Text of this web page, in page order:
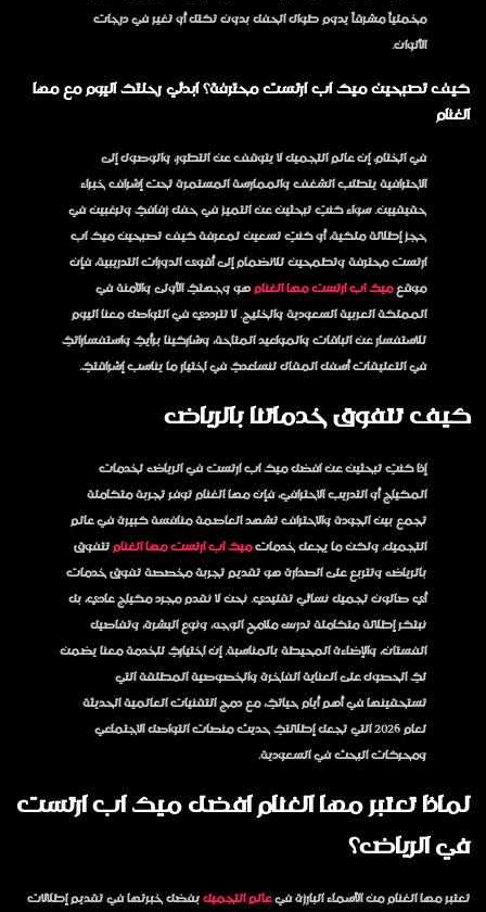
مخملياً مشرقاً يدوم طوال الحفل بدون تكتل أو تغير في درجات
الألوان.
كيف تصبحين ميك اب ارتست محترفة؟ ابدئي رحلتك اليوم مع مها
الغنام
في الختام، إن عالم التجميل لا يتوقف عن التطور، والوصول إلى
الاحترافية يتطلب الشغف والممارسة المستمرة تحت إشراف خبراء
حقيقيين. سواء كنتِ تبحثين عن التميز في حفل زفافكِ وترغبين في
حجز إطلالة ملكية، أو كنتِ تسعين لمعرفةكيف تصبحين ميك اب
ارتست محترفةوتطمحين للانضمام إلى أقوى الدورات التدريبية، فإن
موقعميك اب ارتست مها الغنامهو وجهتكِ الأولى والآمنة في
المملكة العربية السعودية والخليج. لا تترددي في التواصل معنا اليوم
للاستفسار عن الباقات والمواعيد المتاحة، وشاركينا برأيكِ واستفساراتكِ
في التعليقات أسفل المقال لنساعدكِ في اختيار ما يناسب إشراقتكِ.
كيف تتفوق خدماتنا بالرياض
إذا كنتِ تبحثين عنافضل ميك اب ارتست في الرياضلخدمات
المكياج أو التدريب الاحترافي، فإن مها الغنام توفر تجربة متكاملة
تجمع بين الجودة والاحتراف تشهد العاصمة منافسة كبيرة في عالم
التجميل، ولكن ما يجعل خدماتميك اب ارتست مها الغنامتتفوق
بالرياض وتتربع على الصدارة هو تقديم تجربة مخصصة تفوق خدمات
أي صالون تجميل نسائي تقليدي. نحن لا نقدم مجرد مكياج عادي، بل
نبتكر إطلالة متكاملة تدرس ملامح الوجه، ونوع البشرة، وتفاصيل
الفستان، والإضاءة المحيطة بالمناسبة. إن اختياركِ للخدمة معنا يضمن
لكِ الحصول على العناية الفاخرة والخصوصية المطلقة التي
تستحقينها في أهم أيام حياتكِ، مع دمج التقنيات العالمية الحديثة
لعام 2026 التي تجعل إطلالتكِ حديث منصات التواصل الاجتماعي
ومحركات البحث في السعودية.
لماذا تعتبر مها الغنام افضل ميك اب ارتست
في الرياض؟
تعتبر مها الغنام من الأسماء البارزة فيعالم التجميلبفضل خبرتها في تقديم إطلالات